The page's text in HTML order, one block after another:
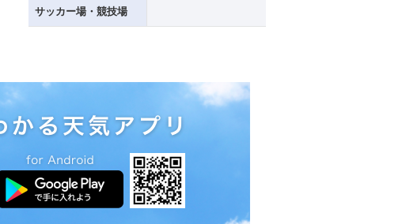
サッカー場・競技場